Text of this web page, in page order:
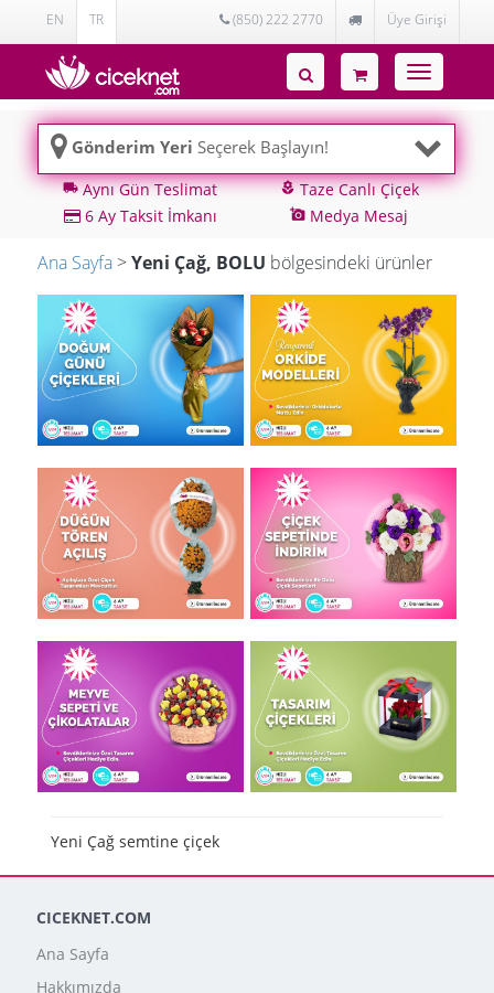
EN TR (850) 222 2770 Üye Girişi
Toggle
navigation
Gönderim Yeri Seçerek Başlayın!
local_shippingAynı Gün Teslimat local_floristTaze Canlı Çiçek
6 Ay Taksit İmkanı
add_a_photo Medya Mesaj
Ana Sayfa >Yeni Çağ, BOLU bölgesindeki ürünler
Yeni Çağ semtine çiçek
CICEKNET.COM
Ana Sayfa
Hakkımızda